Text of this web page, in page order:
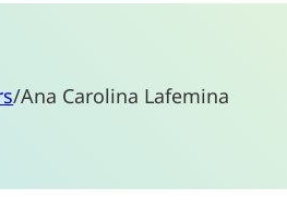
/Ana Carolina Lafemina